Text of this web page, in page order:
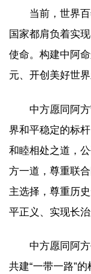
当前，世界
国家都肩负着实
使命。构建中阿
元、开创美好世
中方愿同阿
界和平稳定的标
和睦相处之道，
方一道，尊重联
主选择，尊重历
平正义、实现长
中方愿同阿
共建“一带一路”